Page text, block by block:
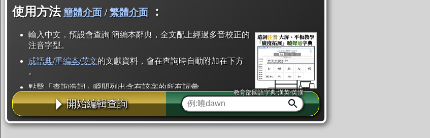
使用方法 簡體介面/繁體介面 ：
輸入中文，預設會查詢 簡編本辭典，全文配上經過多音校正的
注音字型。
成語典/重編本/英文的文獻資料，會在查詢時自動附加在下方
。
點擊「查詢造詞」瞬間列出含有該字的所有詞彙。
點「部首」瞬間列出所有「同部首字」。也支援查詢「同注音」或「同筆畫」。
辭典解釋的全文都經過自動斷詞，點擊便可瞬間「連續查詢」此字詞的解釋，不
用手動重複輸入。
開始編輯查詢
教育部國語字典·漢英·英漢